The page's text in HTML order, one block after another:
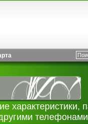
характеристики,